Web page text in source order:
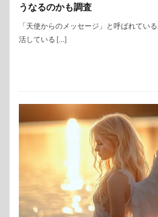
うなるのかも調査
「天使からのメッセージ」と呼ばれてい
活している […]